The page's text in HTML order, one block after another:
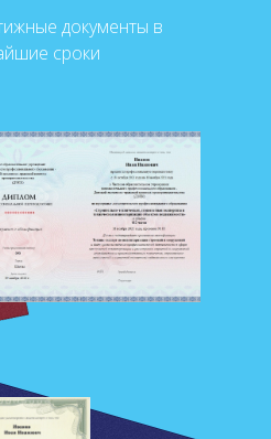
документы в
сроки